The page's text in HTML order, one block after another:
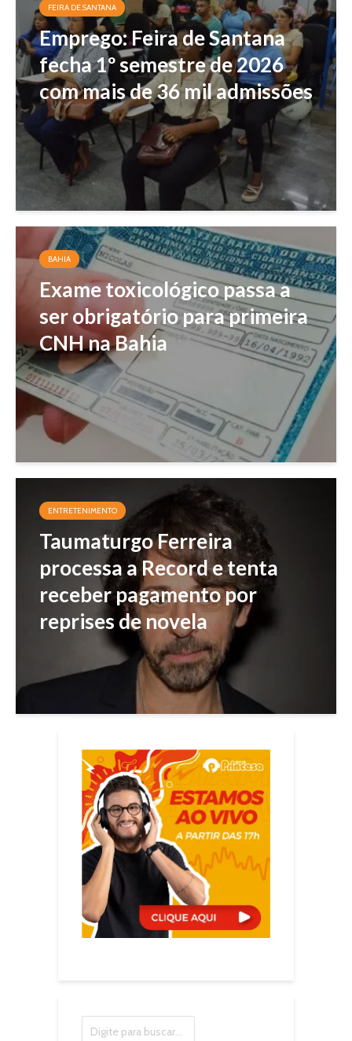
FEIRA DE SANTANA
Emprego: Feira de Santana
fecha 1º semestre de 2026
com mais de 36 mil admissões
BAHIA
Exame toxicológico passa a
ser obrigatório para primeira
CNH na Bahia
ENTRETENIMENTO
Taumaturgo Ferreira
processa a Record e tenta
receber pagamento por
reprises de novela